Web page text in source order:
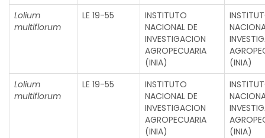
Lolium
multiflorum
LE 19-55
INSTITUTO
NACIONAL DE
INVESTIGACION
AGROPECUARIA
(INIA)
(INIA)
Lolium
multiflorum
LE 19-55
INSTITUTO
NACIONAL DE
INVESTIGACION
AGROPECUARIA
(INIA)
(INIA)